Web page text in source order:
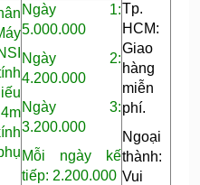
Tp.
HCM:
Giao
hàng
miễn
phí.
Ngoại
thành:
Vui
Ngày 1:
5.000.000
Ngày 2:
4.200.000
Ngày 3:
3.200.000
Mỗi ngày kế
tiếp: 2.200.000